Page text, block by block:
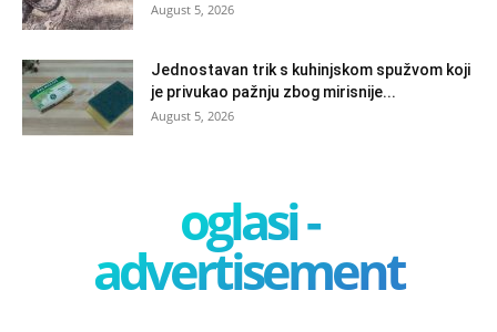
August 5, 2026
Jednostavan trik s kuhinjskom spužvom koji
je privukao pažnju zbog mirisnije...
August 5, 2026
oglasi -
advertisement